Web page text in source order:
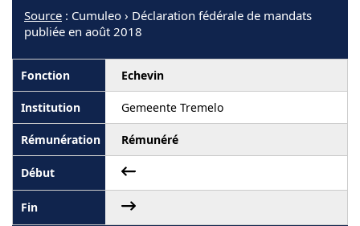
Source : Cumuleo › Déclaration fédérale de mandats
publiée en août 2018
Echevin
Gemeente Tremelo
Rémunéré